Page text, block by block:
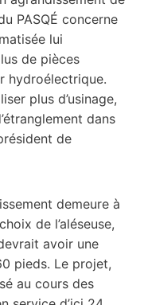
PASQÉ concerne
lui
de pièces
hydroélectrique.
plus d’usinage,
dans
de
demeure à
de l’aléseuse,
avoir une
pieds. Le projet,
au cours des